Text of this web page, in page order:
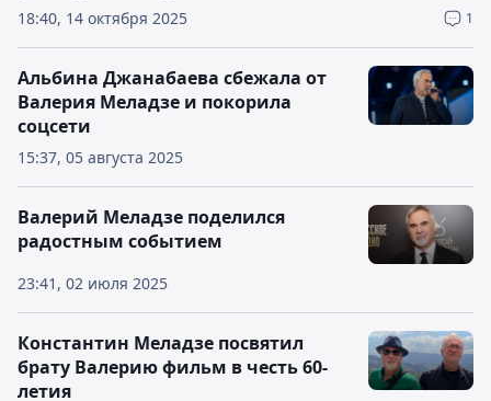
18:40, 14 октября 2025 1
15:37, 05 августа 2025
Альбина Джанабаева сбежала от
Валерия Меладзе и покорила
соцсети
23:41, 02 июля 2025
Валерий Меладзе поделился
радостным событием
Константин Меладзе посвятил
брату Валерию фильм в честь 60-
летия